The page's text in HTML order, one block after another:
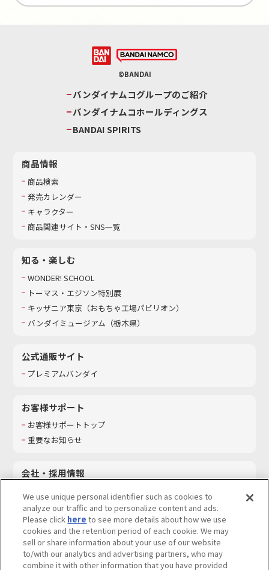
©BANDAI
バンダイナムコグループのご紹介
バンダイナムコホールディングス
BANDAI SPIRITS
商品情報
商品検索
発売カレンダー
キャラクター
商品関連サイト・SNS一覧
知る・楽しむ
WONDER! SCHOOL
トーマス・エジソン特別展
キッザニア東京（おもちゃ工場パビリオン）​
バンダイミュージアム（栃木県）
公式通販サイト
プレミアムバンダイ
お客様サポート
お客様サポートトップ
重要なお知らせ
会社・採用情報
採用情報
サステナビリティ
お問い合わせ
We use unique personal identifier such as cookies to
analyze our traffic and to personalize content and ads.
Please click here to see more details about how we use
cookies and the retention period of each cookie. We may
sell or share information about your use of our website
to/with our analytics and advertising partners, who may
combine it with other information that you have provided